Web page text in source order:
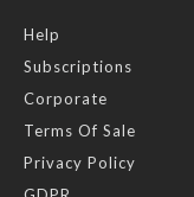
Help
Subscriptions
Corporate
Terms Of Sale
Privacy Policy